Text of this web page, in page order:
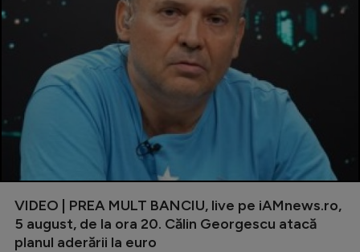
VIDEO | PREA MULT BANCIU, live pe iAMnews.ro,
5 august, de la ora 20. Călin Georgescu atacă
planul aderării la euro